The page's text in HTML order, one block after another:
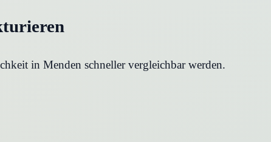
in Menden schneller vergleichbar werden.